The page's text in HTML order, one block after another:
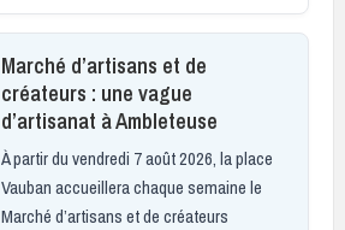
Marché d’artisans et de
créateurs : une vague
d’artisanat à Ambleteuse
À partir du vendredi 7 août 2026, la place
Vauban accueillera chaque semaine le
Marché d’artisans et de créateurs